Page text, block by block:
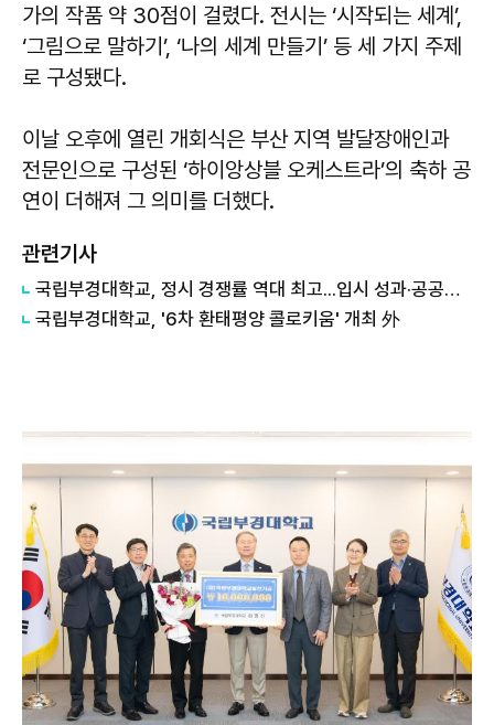
가의 작품 약 30점이 걸렸다. 전시는 ‘시작되는 세계’,
‘그림으로 말하기’, ‘나의 세계 만들기’ 등 세 가지 주제
로 구성됐다.
이날 오후에 열린 개회식은 부산 지역 발달장애인과
전문인으로 구성된 ‘하이앙상블 오케스트라’의 축하 공
연이 더해져 그 의미를 더했다.
관련기사
국립부경대학교, 정시 경쟁률 역대 최고...입시 성과·공공교육 역할 모두 확인
국립부경대학교, '6차 환태평양 콜로키움' 개최 外